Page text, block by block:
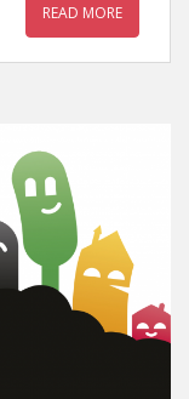
READ MORE